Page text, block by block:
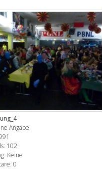
Angabe
102
Keine
0